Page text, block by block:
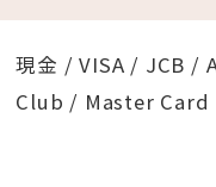
現金 / VISA / JCB /
Club / Master Card